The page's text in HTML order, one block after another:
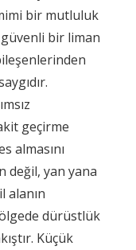
bir mutluluk
güvenli bir liman
geçirme
almasını
değil, yan yana
alanın
dürüstlük
Küçük